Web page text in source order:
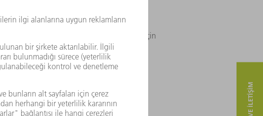
el aleti, 15 mm'ye kadar pah uzunlukları için
ergonomik tasarımı ile etkileyicidir.